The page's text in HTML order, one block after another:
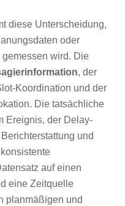
diese Unterscheidung,
oder
wird. Die
, der
Koordination und der
Die tatsächliche
Ereignis, der Delay-
und
auf einen
eine Zeitquelle
planmäßigen und